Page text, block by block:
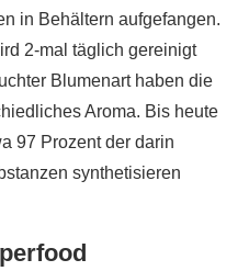
in Behältern aufgefangen.
2-mal täglich gereinigt
Blumenart haben die
Aroma. Bis heute
97 Prozent der darin
synthetisieren